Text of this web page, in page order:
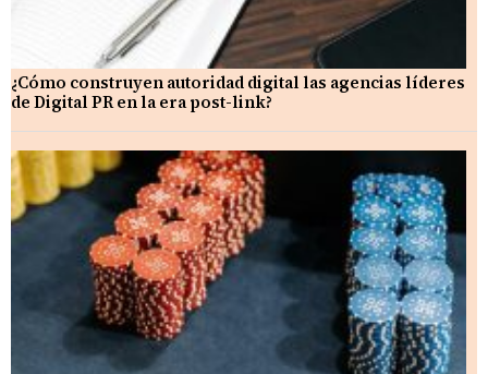
¿Cómo construyen autoridad digital las agencias líderes
de Digital PR en la era post-link?